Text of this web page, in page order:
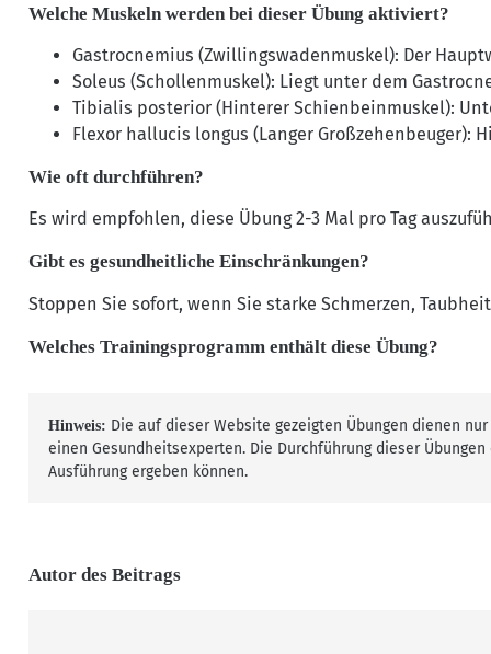
Welche Muskeln werden bei dieser Übung aktiviert?
Gastrocnemius (Zwillingswadenmuskel): Der
Soleus (Schollenmuskel): Liegt unter dem
Tibialis posterior (Hinterer Schienbeinmuskel):
Flexor hallucis longus (Langer
Wie oft durchführen?
Es wird empfohlen, diese Übung 2-3 Mal pro Tag
Gibt es gesundheitliche Einschränkungen?
Stoppen Sie sofort, wenn Sie starke Schmerzen,
Welches Trainingsprogramm enthält diese Übung?
Hinweis: Die auf dieser Website gezeigten Übungen dienen
einen Gesundheitsexperten. Die Durchführung dieser
Ausführung ergeben können.
Autor des Beitrags